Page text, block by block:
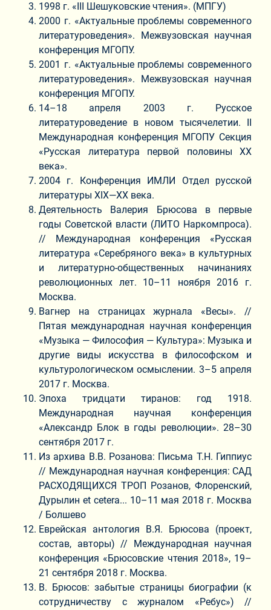
1998 г. «III Шешуковские чтения». (МПГУ)
2000 г. «Актуальные проблемы современного
литературоведения». Межвузовская научная
конференция МГОПУ.
2001 г. «Актуальные проблемы современного
литературоведения». Межвузовская научная
конференция МГОПУ.
14–18 апреля 2003 г. Русское
литературоведение в новом тысячелетии. II
Международная конференция МГОПУ Секция
«Русская литература первой половины XX
века».
2004 г. Конференция ИМЛИ Отдел русской
литературы XIX—XX века.
Деятельность Валерия Брюсова в первые
годы Советской власти (ЛИТО Наркомпроса).
// Международная конференция «Русская
литература «Серебряного века» в культурных
и литературно-общественных начинаниях
революционных лет. 10–11 ноября 2016 г.
Москва.
Вагнер на страницах журнала «Весы». //
Пятая международная научная конференция
«Музыка — Философия — Культура»: Музыка и
другие виды искусства в философском и
культурологическом осмыслении. 3–5 апреля
2017 г. Москва.
Эпоха тридцати тиранов: год 1918.
Международная научная конференция
«Александр Блок в годы революции». 28–30
сентября 2017 г.
Из архива В.В. Розанова: Письма Т.Н. Гиппиус
// Международная научная конференция: САД
РАСХОДЯЩИХСЯ ТРОП Розанов, Флоренский,
Дурылин et cetera... 10–11 мая 2018 г. Москва
/ Болшево
Еврейская антология В.Я. Брюсова (проект,
состав, авторы) // Международная научная
конференция «Брюсовские чтения 2018», 19–
21 сентября 2018 г. Москва.
В. Брюсов: забытые страницы биографии (к
сотрудничеству с журналом «Ребус») //